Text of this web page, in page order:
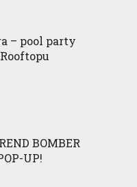
– pool party
BOMBER
UP!